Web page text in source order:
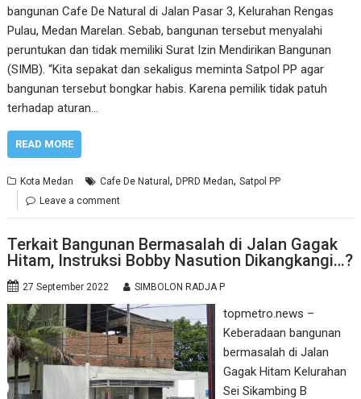
bangunan Cafe De Natural di Jalan Pasar 3, Kelurahan Rengas
Pulau, Medan Marelan. Sebab, bangunan tersebut menyalahi
peruntukan dan tidak memiliki Surat Izin Mendirikan Bangunan
(SIMB). “Kita sepakat dan sekaligus meminta Satpol PP agar
bangunan tersebut bongkar habis. Karena pemilik tidak patuh
terhadap aturan…
READ MORE
Kota Medan Cafe De Natural,DPRD Medan,Satpol PP
Leave a comment
Terkait Bangunan Bermasalah di Jalan Gagak
Hitam, Instruksi Bobby Nasution Dikangkangi…?
27 September 2022 SIMBOLON RADJA P
topmetro.news –
Keberadaan bangunan
bermasalah di Jalan
Gagak Hitam Kelurahan
Sei Sikambing B